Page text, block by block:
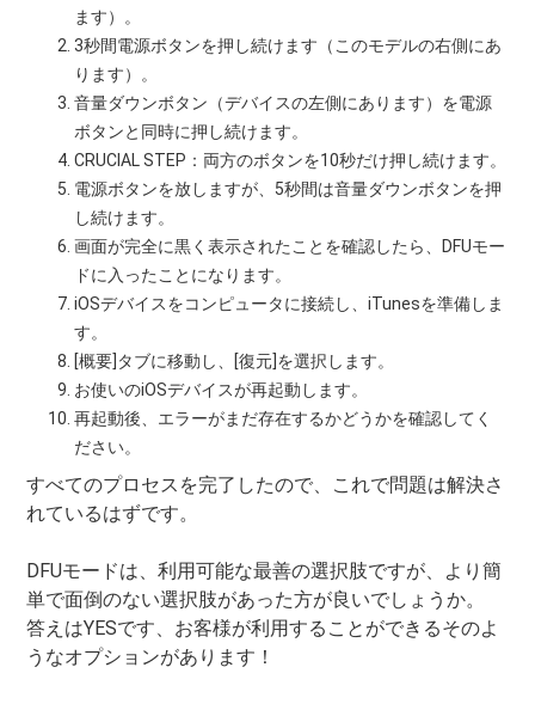
ます）。
3秒間電源ボタンを押し続けます（このモデルの右側にあ
ります）。
音量ダウンボタン（デバイスの左側にあります）を電源
ボタンと同時に押し続けます。
CRUCIAL STEP：両方のボタンを10秒だけ押し続けます。
電源ボタンを放しますが、5秒間は音量ダウンボタンを押
し続けます。
画面が完全に黒く表示されたことを確認したら、DFUモー
ドに入ったことになります。
iOSデバイスをコンピュータに接続し、iTunesを準備しま
す。
[概要]タブに移動し、[復元]を選択します。
お使いのiOSデバイスが再起動します。
再起動後、エラーがまだ存在するかどうかを確認してく
ださい。
すべてのプロセスを完了したので、これで問題は解決さ
れているはずです。
DFUモードは、利用可能な最善の選択肢ですが、より簡
単で面倒のない選択肢があった方が良いでしょうか。
答えはYESです、お客様が利用することができるそのよ
うなオプションがあります！